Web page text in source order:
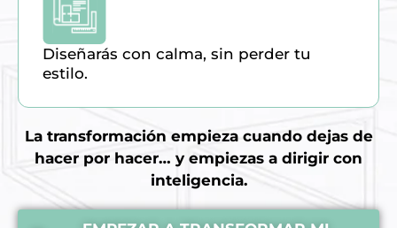
Diseñarás con calma, sin perder tu
estilo.
La transformación empieza cuando dejas de
hacer por hacer… y empiezas a dirigir con
inteligencia.